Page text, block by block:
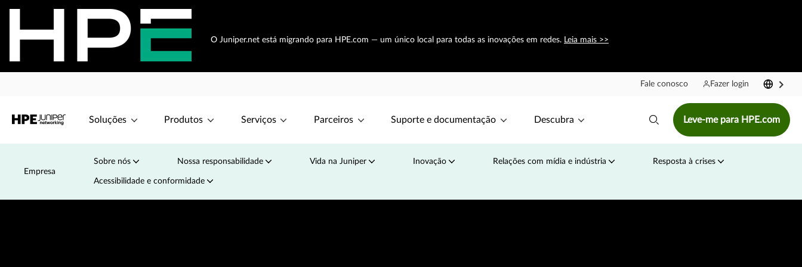
O Juniper.net está migrando para HPE.com — um único local para todas as inovações em redes. Leia mais >>
Fale conosco Fazer login
Soluções Produtos Serviços Parceiros Suporte e documentação Descubra Leve-me para HPE.com
Empresa
Sobre nós Nossa responsabilidade Vida na Juniper Inovação Relações com mídia e indústria Resposta à crises
Acessibilidade e conformidade